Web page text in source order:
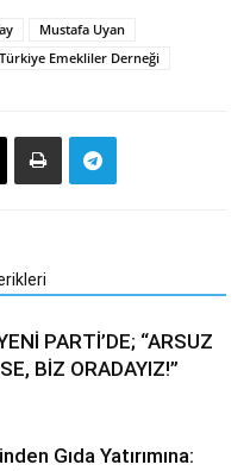
Mustafa Uyan
Türkiye Emekliler Derneği
PARTİ’DE; “ARSUZ
BİZ ORADAYIZ!”
Gıda Yatırımına: